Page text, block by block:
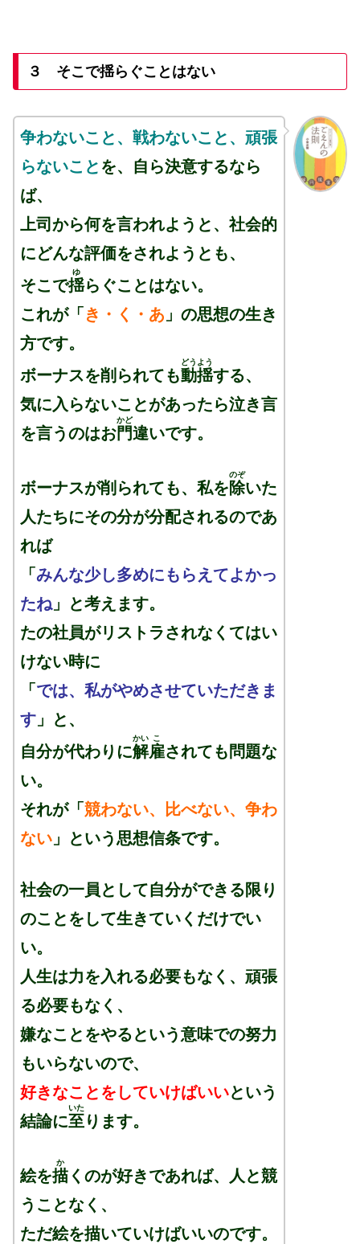
３ そこで揺らぐことはない
争わないこと、戦わないこと、頑張
らないこと を、自ら決意するなら
ば、
上司から何を言われようと、 社会的
にどんな評価をされようとも、
そこで揺
ゆ
らぐことはない。
これが「 き・く・あ 」の思想の生き
方です。
ボーナスを削 られても動揺
どうよう
する、
気に入らないことがあったら泣き言
を言うのはお門
かど
違いです。
ボーナスが削られても、私を除
のぞ
いた
人たちにその分が分配されるのであ
れば
「 みんな少し多めにもらえてよかっ
たね 」と考えます。
たの社員がリストラされなくてはい
けない時に
「 では、私がやめさせていただきま
す 」と、
自分が代わりに解
かい
雇
こ
されても問題な
い。
それが「 競わない、比べない、争わ
ない 」という思想信条です。
社会の一員として自分ができる限り
のことをして生きていくだけでい
い。
人生は力を入れる必要もなく、頑張
る必要もなく、
嫌なことをやるという意味での努力
もいらないので、
好きなことをしていけばいいという
結論に至
いた
ります。
絵を描
か
くのが好きであれば、人と競
うことなく、
ただ絵を描いていけばいいのです。